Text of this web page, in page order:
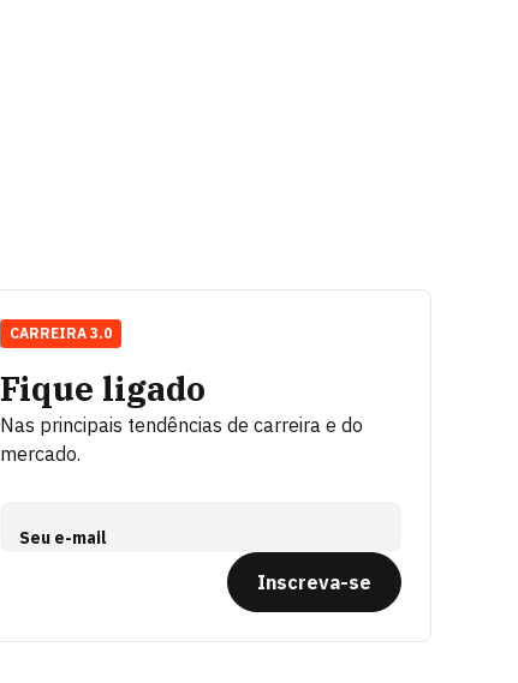
Fique ligado
Nas principais tendências de carreira e do
mercado.
Seu e-mail
Inscreva-se
CARREIRA 3.0